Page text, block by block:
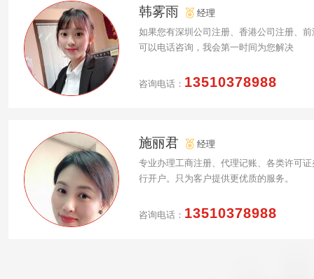
韩雾雨
经理
如果您有深圳公司注册、香港公司注册、
可以电话咨询，我会第一时间为您解决
咨询电话： 13510378988
施丽君
经理
专业办理工商注册、代理记账、各类许可
行开户。只为客户提供更优质的服务。
咨询电话： 13510378988